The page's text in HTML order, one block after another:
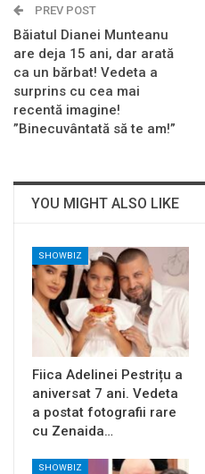
PREV POST
Băiatul Dianei Munteanu
are deja 15 ani, dar arată
ca un bărbat! Vedeta a
surprins cu cea mai
recentă imagine!
”Binecuvântată să te am!”
YOU MIGHT ALSO LIKE
SHOWBIZ
Fiica Adelinei Pestrițu a
aniversat 7 ani. Vedeta
a postat fotografii rare
cu Zenaida…
SHOWBIZ